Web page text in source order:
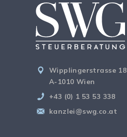
Wipplingerstrasse 18
A-1010 Wien
+43 (0) 1 53 53 338
kanzlei@swg.co.at